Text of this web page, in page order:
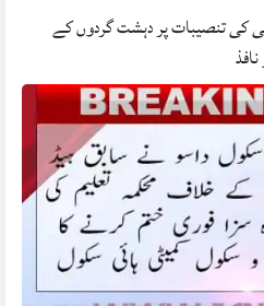
کی تنصیبات پر دہشت گردوں کے